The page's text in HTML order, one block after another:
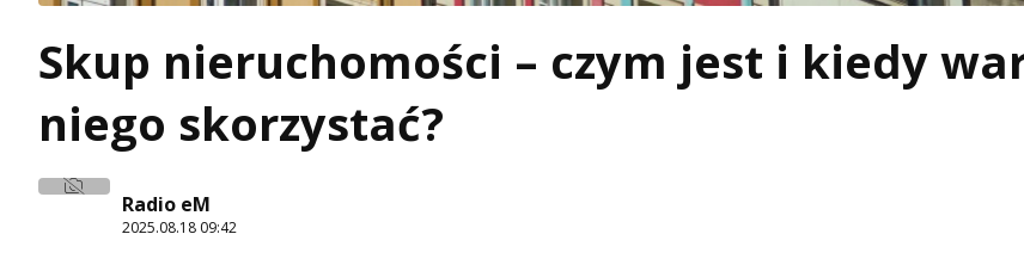
Skup nieruchomości – czym jest i kiedy
niego skorzystać?
Radio eM
2025.08.18 09:42